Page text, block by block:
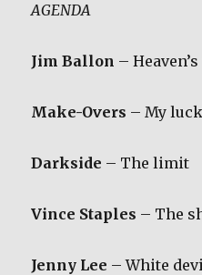
AGENDA
Jim Ballon –
Make-Overs – My
Darkside – The limit
Vince Staples – The
Jenny Lee – White